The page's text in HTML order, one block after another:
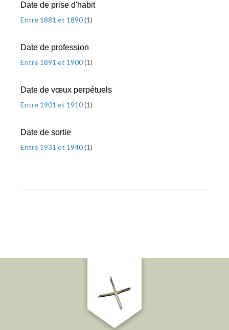
Date de prise d'habit
Entre 1881 et 1890(1)
Date de profession
Entre 1891 et 1900(1)
Date de vœux perpétuels
Entre 1901 et 1910(1)
Date de sortie
Entre 1931 et 1940(1)